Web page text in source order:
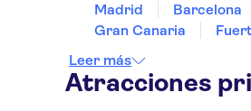
Madrid Barcelona
Gran Canaria
Leer más
Atracciones